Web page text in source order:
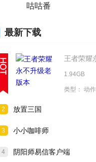
咕咕番
最新下载
王者荣耀
1.94GB
类型： 动
2 放置三国
3 小小咖啡师
4 阴阳师易信客户端